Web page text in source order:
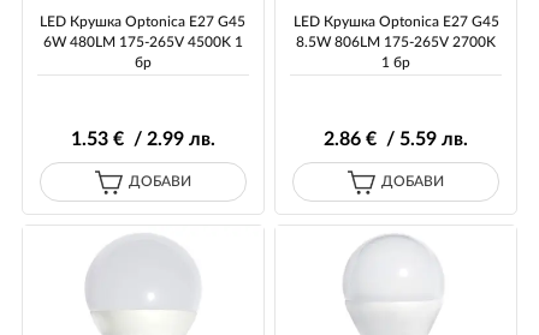
LED Крушка Optonica E27 G45
6W 480LM 175-265V 4500K 1
бр
1.53€ / 2.99лв.
ДОБАВИ
LED Крушка Optonica E27 G45
8.5W 806LM 175-265V 2700K
1 бр
2.86 € / 5.59 лв.
ДОБАВИ